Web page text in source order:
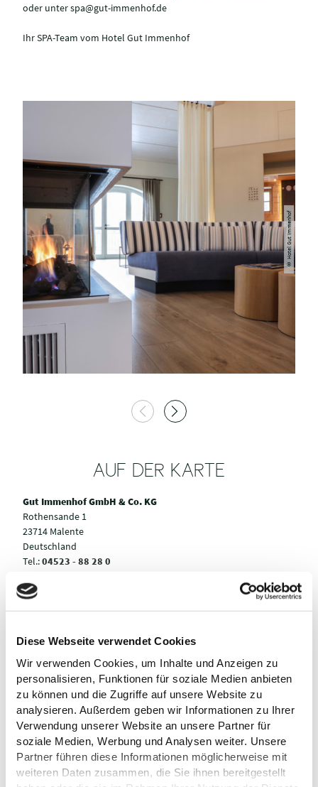
Diese Webseite verwendet Cookies
Wir verwenden Cookies, um Inhalte und Anzeigen zu
personalisieren, Funktionen für soziale Medien anbieten
zu können und die Zugriffe auf unsere Website zu
analysieren. Außerdem geben wir Informationen zu Ihrer
Verwendung unserer Website an unsere Partner für
soziale Medien, Werbung und Analysen weiter. Unsere
Partner führen diese Informationen möglicherweise mit
weiteren Daten zusammen, die Sie ihnen bereitgestellt
oder unter spa@gut-immenhof.de
Ihr SPA-Team vom Hotel Gut Immenhof
© Hotel Gut Immenhof
AUF DER KARTE
Gut Immenhof GmbH & Co. KG
Rothensande 1
23714 Malente
Deutschland
Tel.:04523 - 88 28 0
Webseite: